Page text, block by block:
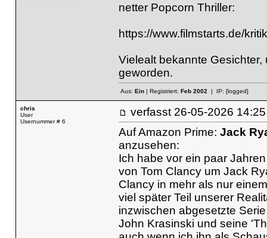
netter Popcorn Thriller:
https://www.filmstarts.de/
Vielealt bekannte
geworden.
Aus: Ein| Registriert: Feb 2002| IP: [logged]
chris
User
Usernummer # 6
verfasst 26-05-2026
Auf Amazon Prime: Jack
anzusehen:
Ich habe vor ein paar
von Tom Clancy um Jack
Clancy in mehr als nur
viel später Teil unserer
inzwischen abgesetzte
John Krasinski und seine